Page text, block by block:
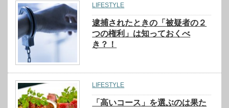
LIFESTYLE
逮捕されたときの「被疑者の２
つの権利」は知っておくべ
き？！
LIFESTYLE
「高いコース」を選ぶのは果た